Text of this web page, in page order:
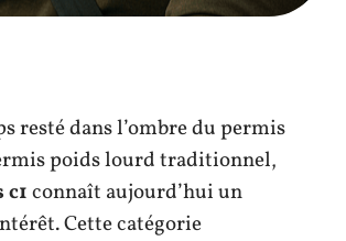
resté dans l’ombre du permis
poids lourd traditionnel,
connaît aujourd’hui un
Cette catégorie